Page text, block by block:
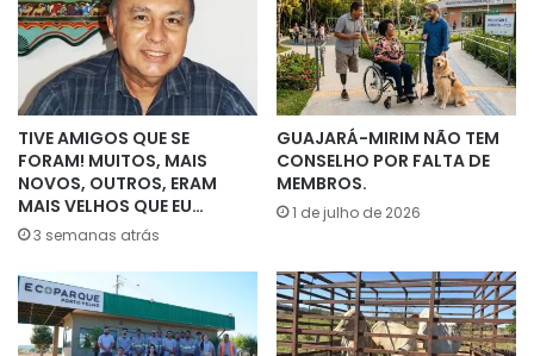
TIVE AMIGOS QUE SE
FORAM! MUITOS, MAIS
NOVOS, OUTROS, ERAM
MAIS VELHOS QUE EU…
3 semanas atrás
GUAJARÁ-MIRIM NÃO TEM
CONSELHO POR FALTA DE
MEMBROS.
1 de julho de 2026